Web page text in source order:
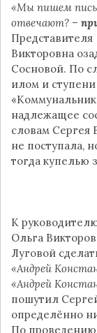
«Мы пишем
отвечают? –
Викторовна
Сосновой. По
илом и
надлежащее
словам Сергея
не поступала,
тогда купелью
К
Ольга
Луговой
«Андрей
«Андрей
пошутил
определённо
По проведению